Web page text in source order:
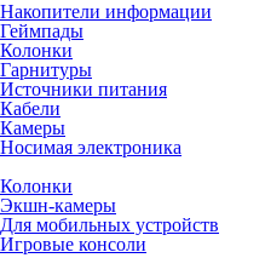
Накопители информации
Геймпады
Колонки
Гарнитуры
Источники питания
Кабели
Камеры
Носимая электроника
Колонки
Экшн-камеры
Для мобильных устройств
Игровые консоли